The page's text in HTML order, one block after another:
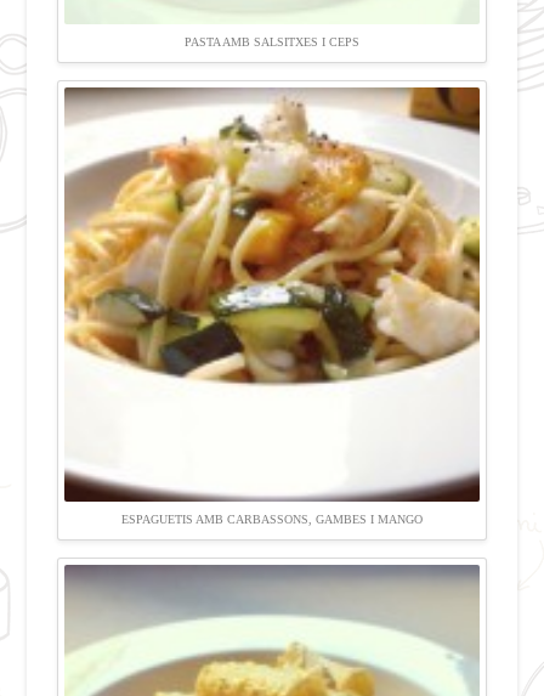
PASTA AMB SALSITXES I CEPS
ESPAGUETIS AMB CARBASSONS, GAMBES I MANGO